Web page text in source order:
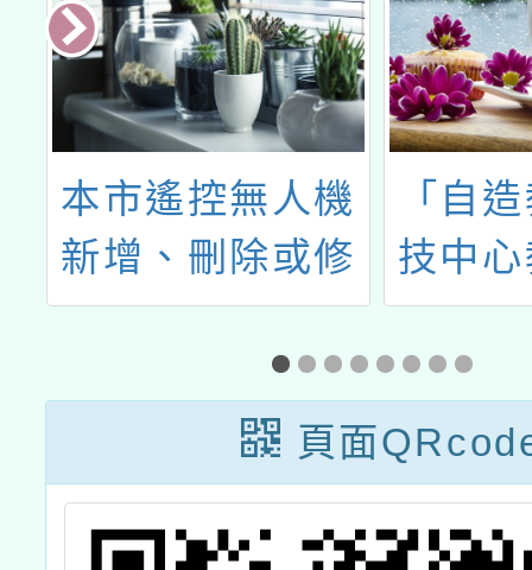
本市遙控無人機
新增、刪除或修
正禁止及限制區
「自
技中
出國
頁面